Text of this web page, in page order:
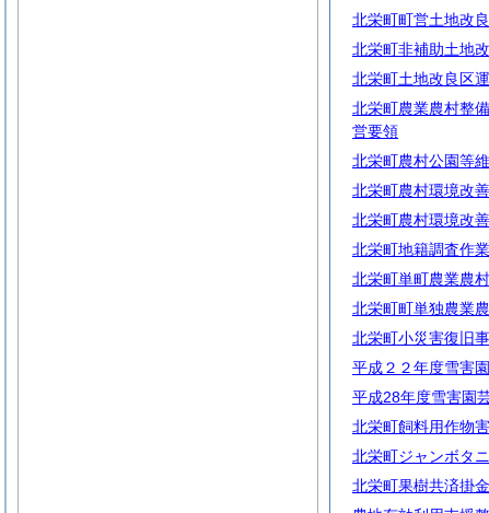
北栄町町営土地改
北栄町非補助土地
北栄町土地改良区
北栄町農業農村整
営要領
北栄町農村公園等
北栄町農村環境改
北栄町農村環境改
北栄町地籍調査作
北栄町単町農業農
北栄町町単独農業
北栄町小災害復旧
平成２２年度雪害
平成28年度雪害園
北栄町飼料用作物
北栄町ジャンボタ
北栄町果樹共済掛